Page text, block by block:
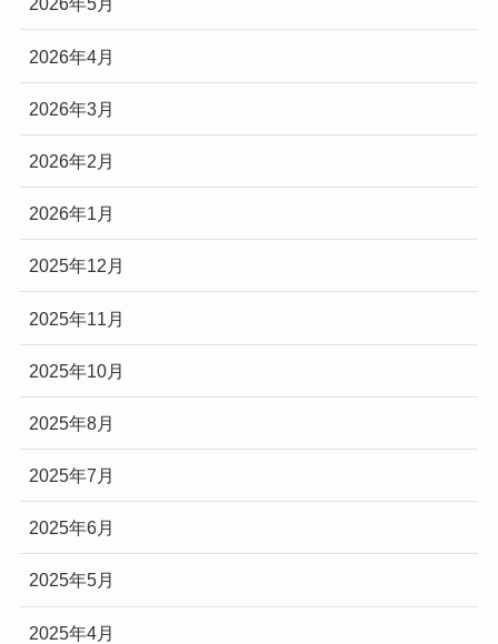
2026年4月
2026年3月
2026年2月
2026年1月
2025年12月
2025年11月
2025年10月
2025年8月
2025年7月
2025年6月
2025年5月
2025年4月